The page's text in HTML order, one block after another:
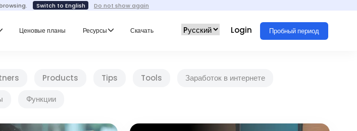
Switch to English Do not show again
Ценовые планы Ресурсы Скачать Login Пробный период
Products Tips Tools
Заработок в интернете
Функции